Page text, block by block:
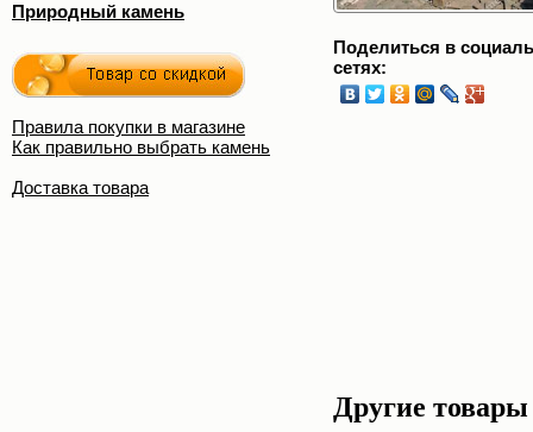
Природный камень
Правила покупки в магазине
Как правильно выбрать камень
Доставка товара
Поделиться в
сетях:
Другие товары